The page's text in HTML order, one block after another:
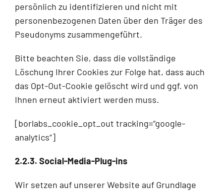
persönlich zu identifizieren und nicht mit
personenbezogenen Daten über den Träger des
Pseudonyms zusammengeführt.
Bitte beachten Sie, dass die vollständige
Löschung Ihrer Cookies zur Folge hat, dass auch
das Opt-Out-Cookie gelöscht wird und ggf. von
Ihnen erneut aktiviert werden muss.
[borlabs_cookie_opt_out tracking=“google-
analytics“]
2.2.3. Social-Media-Plug-ins
Wir setzen auf unserer Website auf Grundlage